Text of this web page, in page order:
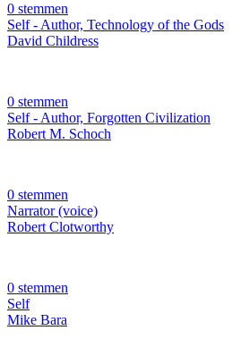
0 stemmen
Self - Author, Technology of the Gods
David Childress
0 stemmen
Self - Author, Forgotten Civilization
Robert M. Schoch
0 stemmen
Narrator (voice)
Robert Clotworthy
0 stemmen
Self
Mike Bara